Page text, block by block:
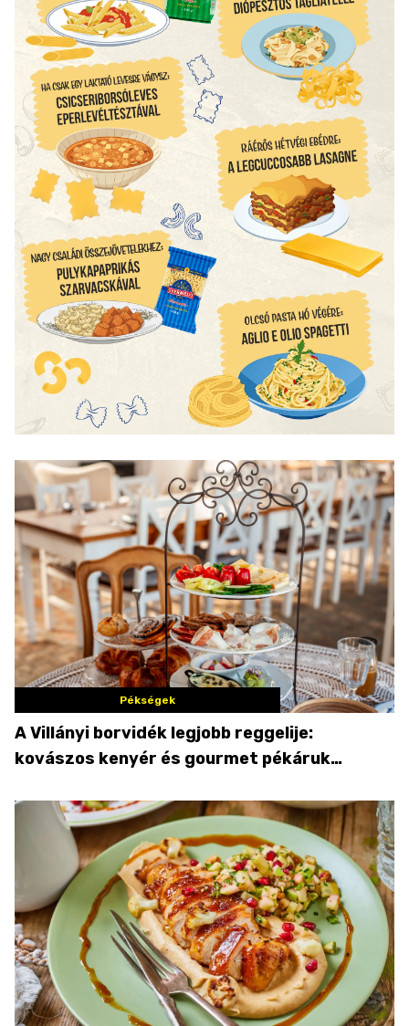
Pékségek
A Villányi borvidék legjobb reggelije:
kovászos kenyér és gourmet pékáruk